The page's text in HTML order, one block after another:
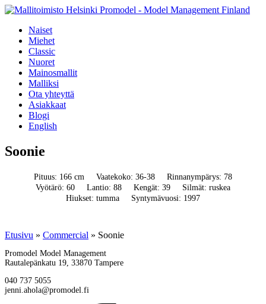
Naiset
Miehet
Classic
Nuoret
Mainosmallit
Malliksi
Ota yhteyttä
Asiakkaat
Blogi
English
Soonie
Pituus: 166 cm Vaatekoko: 36-38
Rinnanympärys: 78
Vyötärö: 60
Lantio: 88 Kengät: 39
Silmät: ruskea
Hiukset: tumma
Syntymävuosi: 1997
Etusivu » Commercial » Soonie
Promodel Model Management
Rautalepänkatu 19, 33870 Tampere
040 737 5055
jenni.ahola@promodel.fi